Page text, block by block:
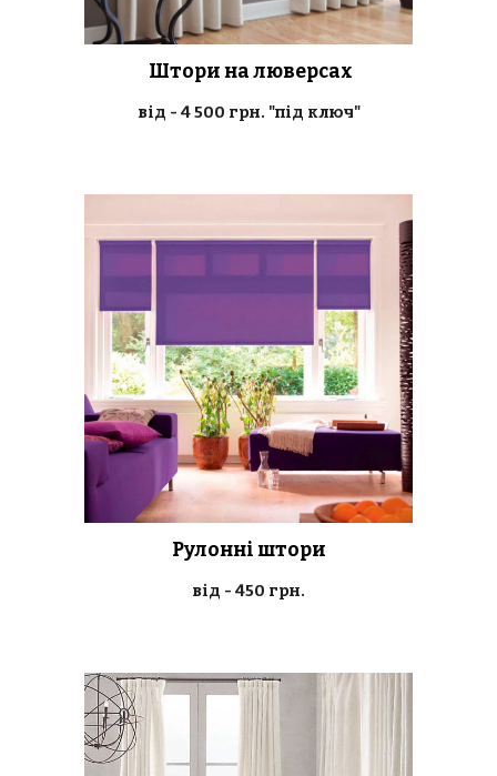
Штори на люверсах
від - 4 500 грн. "під ключ"
Рулонні штори
від - 450 грн.